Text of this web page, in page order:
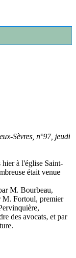
Sèvres, n°97, jeudi
hier à l'église Saint-
était venue
M. Bourbeau,
M. Fortoul, premier
des avocats, et par